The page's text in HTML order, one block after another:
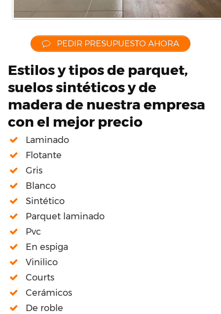
PEDIR PRESUPUESTO AHORA
Estilos y tipos de parquet,
suelos sintéticos y de
madera de nuestra empresa
con el mejor precio
Laminado
Flotante
Gris
Blanco
Sintético
Parquet laminado
Pvc
En espiga
Vinilico
Courts
Cerámicos
De roble